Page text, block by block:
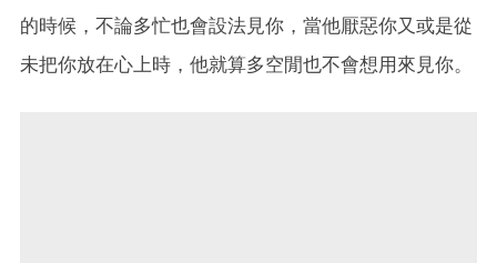
的時候，不論多忙也會設法見你，當他厭惡你又或是從
未把你放在心上時，他就算多空閒也不會想用來見你。